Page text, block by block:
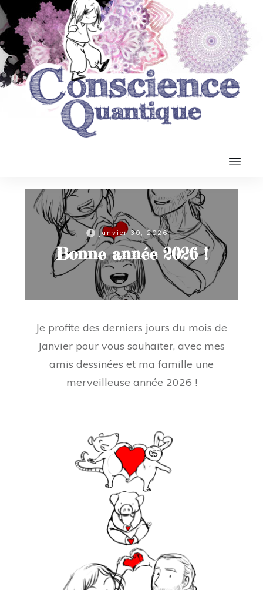
janvier 30, 2026
Bonne année 2026 !
Je profite des derniers jours du mois de
Janvier pour vous souhaiter, avec mes
amis dessinées et ma famille une
merveilleuse année 2026 !